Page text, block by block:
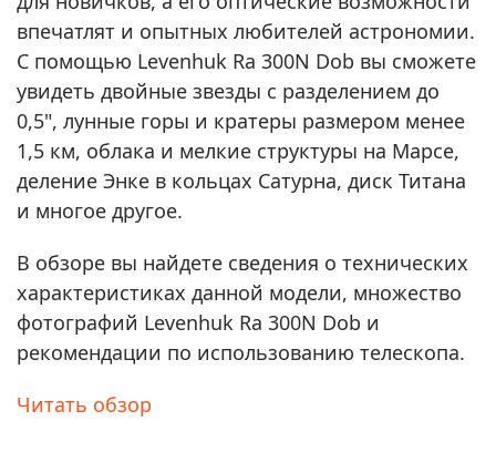
впечатлят и опытных любителей астрономии.
С помощью Levenhuk Ra 300N Dob вы сможете
увидеть двойные звезды с разделением до
0,5", лунные горы и кратеры размером менее
1,5 км, облака и мелкие структуры на Марсе,
деление Энке в кольцах Сатурна, диск Титана
и многое другое.
В обзоре вы найдете сведения о технических
характеристиках данной модели, множество
фотографий Levenhuk Ra 300N Dob и
рекомендации по использованию телескопа.
Читать обзор